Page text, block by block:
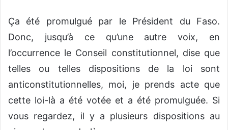
Ça été promulgué par le Président du Faso.
Donc, jusqu’à ce qu’une autre voix, en
l’occurrence le Conseil constitutionnel, dise que
telles ou telles dispositions de la loi sont
anticonstitutionnelles, moi, je prends acte que
cette loi-là a été votée et a été promulguée. Si
vous regardez, il y a plusieurs dispositions au